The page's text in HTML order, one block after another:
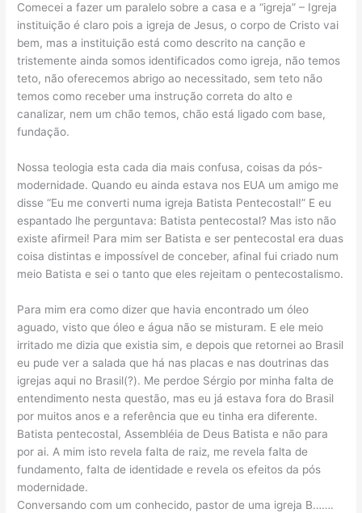
Comecei a fazer um paralelo sobre a casa e a “igreja” – Igreja
instituição é claro pois a igreja de Jesus, o corpo de Cristo vai
bem, mas a instituição está como descrito na canção e
tristemente ainda somos identificados como igreja, não temos
teto, não oferecemos abrigo ao necessitado, sem teto não
temos como receber uma instrução correta do alto e
canalizar, nem um chão temos, chão está ligado com base,
fundação.
Nossa teologia esta cada dia mais confusa, coisas da pós-
modernidade. Quando eu ainda estava nos EUA um amigo me
disse “Eu me converti numa igreja Batista Pentecostal!” E eu
espantado lhe perguntava: Batista pentecostal? Mas isto não
existe afirmei! Para mim ser Batista e ser pentecostal era duas
coisa distintas e impossível de conceber, afinal fui criado num
meio Batista e sei o tanto que eles rejeitam o pentecostalismo.
Para mim era como dizer que havia encontrado um óleo
aguado, visto que óleo e água não se misturam. E ele meio
irritado me dizia que existia sim, e depois que retornei ao Brasil
eu pude ver a salada que há nas placas e nas doutrinas das
igrejas aqui no Brasil(?). Me perdoe Sérgio por minha falta de
entendimento nesta questão, mas eu já estava fora do Brasil
por muitos anos e a referência que eu tinha era diferente.
Batista pentecostal, Assembléia de Deus Batista e não para
por ai. A mim isto revela falta de raiz, me revela falta de
fundamento, falta de identidade e revela os efeitos da pós
modernidade.
Conversando com um conhecido, pastor de uma igreja B…….